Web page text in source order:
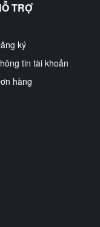
TRỢ
ký
tin tài khoản
hàng